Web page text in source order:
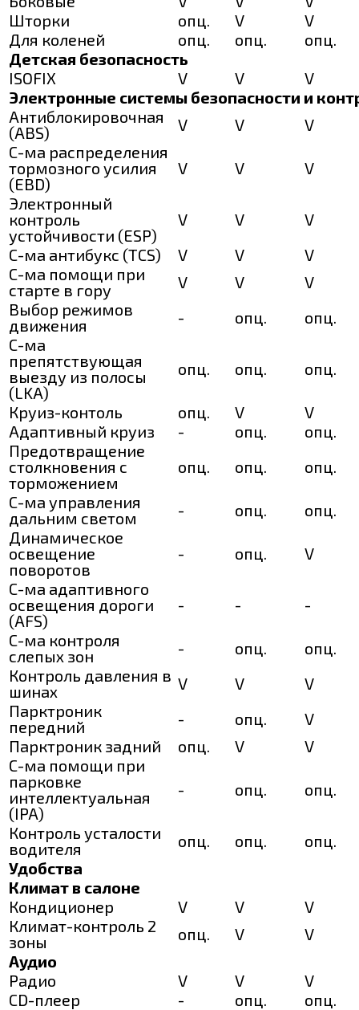
Шторки
опц. V
V
Для коленей
опц. опц.
опц.
Детская безопасность
ISOFIX
V V
V
Электронные системы безопасности и
Антиблокировочная
(ABS)
V V
V
С-ма распределения
тормозного усилия
(EBD)
V V
V
Электронный
контроль
устойчивости (ESP)
V V
V
С-ма антибукс (TCS)
V V
V
С-ма помощи при
старте в гору
V V
V
Выбор режимов
движения
- опц.
опц.
С-ма
препятствующая
выезду из полосы
(LKA)
опц. опц. опц.
Круиз-контоль опц. V
V
Адаптивный круиз
- опц.
опц.
Предотвращение
столкновения с
торможением
опц. опц.
опц.
С-ма управления
дальним светом
- опц.
опц.
Динамическое
освещение
поворотов
- опц.
V
С-ма адаптивного
освещения дороги
(AFS)
- -
-
С-ма контроля
слепых зон
- опц.
опц.
Контроль давления в
шинах
V V
V
Парктроник
передний
- опц.
V
Парктроник задний
опц. V
V
С-ма помощи при
парковке
интеллектуальная
(IPA)
- опц. опц.
Контроль усталости
водителя
опц. опц.
опц.
Удобства
Климат в салоне
Кондиционер
V V
V
Климат-контроль 2
зоны
опц. V
V
Аудио
Радио
V V
V
CD-плеер
- опц.
опц.